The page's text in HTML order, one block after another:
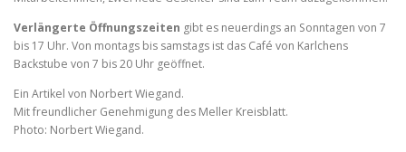
Verlängerte Öffnungszeiten gibt es neuerdings an Sonntagen von 7
bis 17 Uhr. Von montags bis samstags ist das Café von Karlchens
Backstube von 7 bis 20 Uhr geöffnet.
Ein Artikel von Norbert Wiegand.
Mit freundlicher Genehmigung des Meller Kreisblatt.
Photo: Norbert Wiegand.